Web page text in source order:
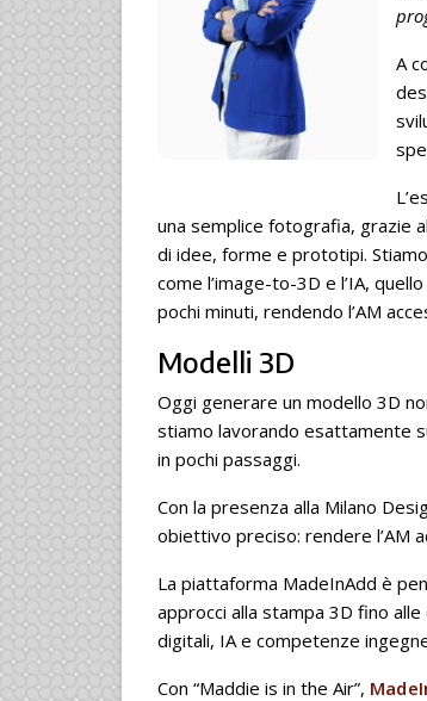
A
una semplice fotografia, grazie
di idee, forme e prototipi.
come l’image-to-3D e l’IA,
pochi minuti, rendendo l’AM
Modelli 3D
Oggi generare un modello 3D
stiamo lavorando esattamente
in pochi passaggi.
Con la presenza alla Milano
obiettivo preciso: rendere l’AM
La piattaforma MadeInAdd è
approcci alla stampa 3D fino
digitali, IA e competenze
Con “Maddie is in the Air”,